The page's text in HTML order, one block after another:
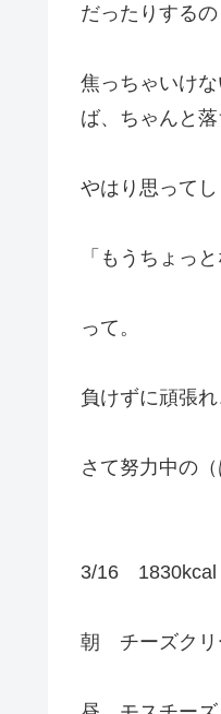
だったりするの
焦っちゃいけ
ば、ちゃんと落
やはり思ってし
「もうちょっ
って。
負けずに頑張れ
さて努力中の
3/16 1830kcal
朝 チーズクリ